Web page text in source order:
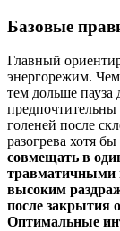
Базовые
Главный
энергорежим.
тем дольше пауза
голеней после
разогрева хотя
совмещать в
травматичными
высоким
после закрытия
Оптимальные